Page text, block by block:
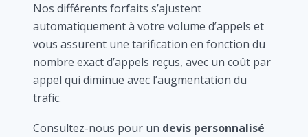
Nos différents forfaits s’ajustent
automatiquement à votre volume d’appels et
vous assurent une tarification en fonction du
nombre exact d’appels reçus, avec un coût par
appel qui diminue avec l’augmentation du
trafic.
Consultez-nous pour un devis personnalisé